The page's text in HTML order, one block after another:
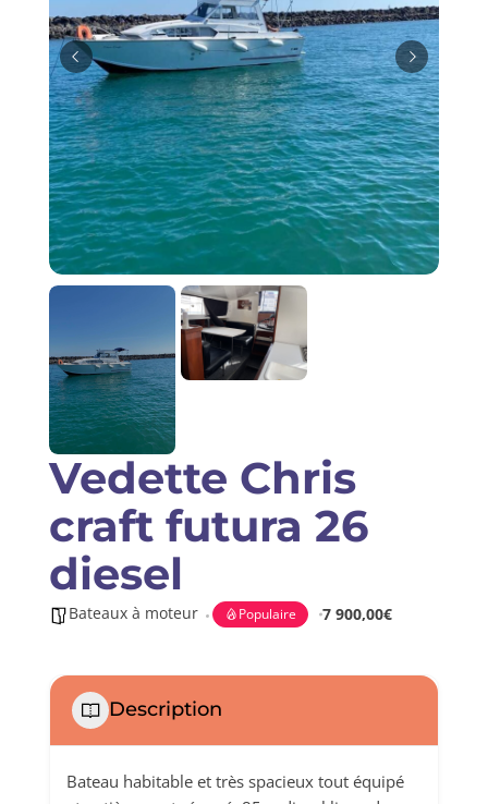
Saisir une annonce
Vedette Chris
craft futura 26
diesel
Bateaux à moteur Populaire 7 900,00€
Description
Bateau habitable et très spacieux tout équipé